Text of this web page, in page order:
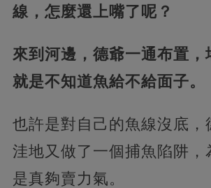
線，怎麼還上嘴了呢？
來到河邊，德爺一通布置，
就是不知道魚給不給面子。
也許是對自己的魚線沒底，
洼地又做了一個捕魚陷阱，
是真夠賣力氣。